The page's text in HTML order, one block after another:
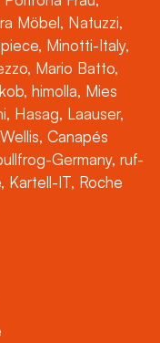
Möbel, Natuzzi,
Minotti-Italy,
Mario Batto,
himolla, Mies
Hasag, Laauser,
Canapés
Germany, ruf-
Kartell-IT, Roche